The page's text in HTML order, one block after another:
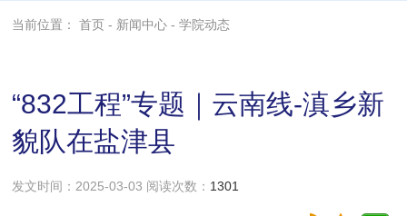
当前位置：首页 - 新闻中心 -学院动态
“832工程”专题｜云南线-滇乡新
貌队在盐津县
发文时间：2025-03-03 阅读次数： 1301